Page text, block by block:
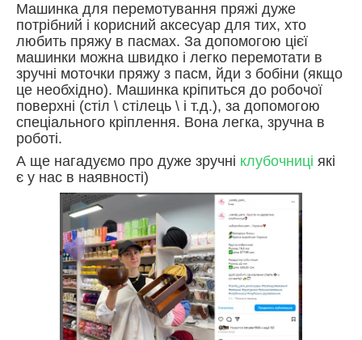
Машинка для перемотування пряжі дуже
потрібний і корисний аксесуар для тих, хто
любить пряжу в пасмах. За допомогою цієї
машинки можна швидко і легко перемотати в
зручні моточки пряжу з пасм, йди з бобіни (якщо
це необхідно). Машинка кріпиться до робочої
поверхні (стіл \ стілець \ і т.д.), за допомогою
спеціального кріплення. Вона легка, зручна в
роботі.
А ще нагадуємо про дуже зручні клубочниці які
є у нас в наявності)